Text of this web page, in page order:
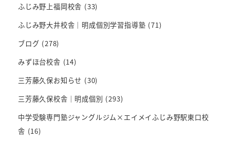
ふじみ野上福岡校舎 (33)
ふじみ野大井校舎｜明成個別学習指導塾 (71)
ブログ (278)
みずほ台校舎 (14)
三芳藤久保お知らせ (30)
三芳藤久保校舎｜明成個別 (293)
中学受験専門塾ジャングルジム×エイメイふじみ野駅東口校
舎 (16)